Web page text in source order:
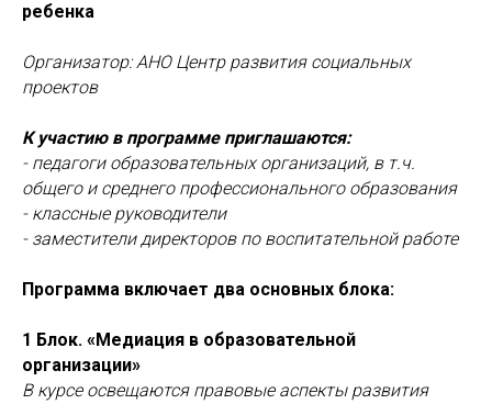
ребенка
Организатор: АНО Центр развития социальных
проектов
К участию в программе приглашаются:
- педагоги образовательных организаций, в т.ч.
общего и среднего профессионального образования
- классные руководители
- заместители директоров по воспитательной работе
Программа включает два основных блока:
1 Блок. «Медиация в образовательной
организации»
В курсе освещаются правовые аспекты развития